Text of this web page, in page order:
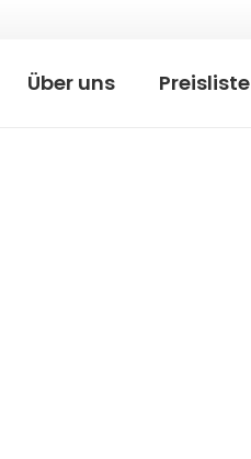
Über uns Preisliste